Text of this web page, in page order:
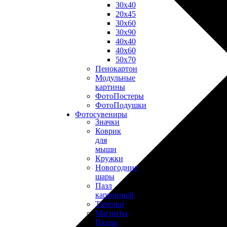
30х40
20х45
30х60
30х90
40х40
40х60
50х70
Пенокартон
Модульные
картины
ФотоПостеры
ФотоПодушки
Фотоcувениры
Значки
Коврик
для
мыши
Кружки
Новогодние
шары
Пазл
картонный
Тарелки
Магниты
Пазлы